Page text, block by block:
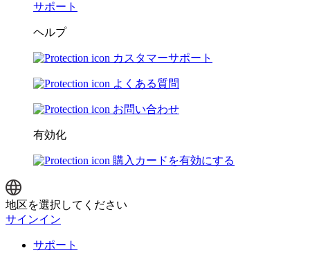
サポート
ヘルプ
カスタマーサポート
よくある質問
お問い合わせ
有効化
購入カードを有効にする
地区を選択してください
サインイン
サポート